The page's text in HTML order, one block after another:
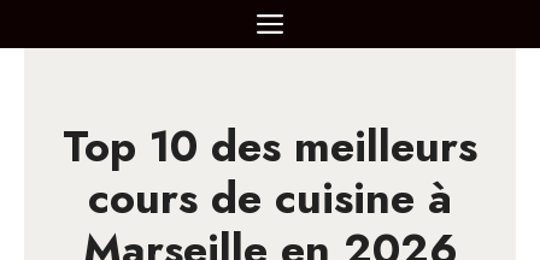
au
MENU
Top 10 des meilleurs
cours de cuisine à